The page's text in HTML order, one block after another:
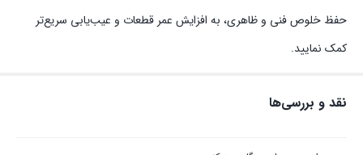
حفظ خلوص فنی و ظاهری، به افزایش عمر قطعات و عیب‌یابی سریع‌تر
کمک نمایید.
نقد و بررسی‌ها